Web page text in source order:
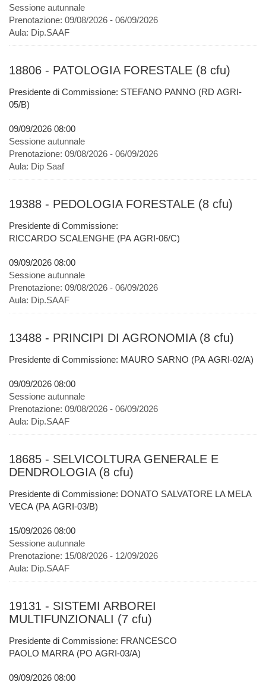
Sessione autunnale
Prenotazione: 09/08/2026 - 06/09/2026
Aula: Dip.SAAF
18806 - PATOLOGIA FORESTALE (8 cfu)
Presidente di Commissione: STEFANO PANNO (RD AGRI-
05/B)
09/09/2026 08:00
Sessione autunnale
Prenotazione: 09/08/2026 - 06/09/2026
Aula: Dip Saaf
19388 - PEDOLOGIA FORESTALE (8 cfu)
Presidente di Commissione:
RICCARDO SCALENGHE (PA AGRI-06/C)
09/09/2026 08:00
Sessione autunnale
Prenotazione: 09/08/2026 - 06/09/2026
Aula: Dip.SAAF
13488 - PRINCIPI DI AGRONOMIA (8 cfu)
Presidente di Commissione: MAURO SARNO (PA AGRI-02/A)
09/09/2026 08:00
Sessione autunnale
Prenotazione: 09/08/2026 - 06/09/2026
Aula: Dip.SAAF
18685 - SELVICOLTURA GENERALE E
DENDROLOGIA (8 cfu)
Presidente di Commissione: DONATO SALVATORE LA MELA
VECA (PA AGRI-03/B)
15/09/2026 08:00
Sessione autunnale
Prenotazione: 15/08/2026 - 12/09/2026
Aula: Dip.SAAF
19131 - SISTEMI ARBOREI
MULTIFUNZIONALI (7 cfu)
Presidente di Commissione: FRANCESCO
PAOLO MARRA (PO AGRI-03/A)
09/09/2026 08:00